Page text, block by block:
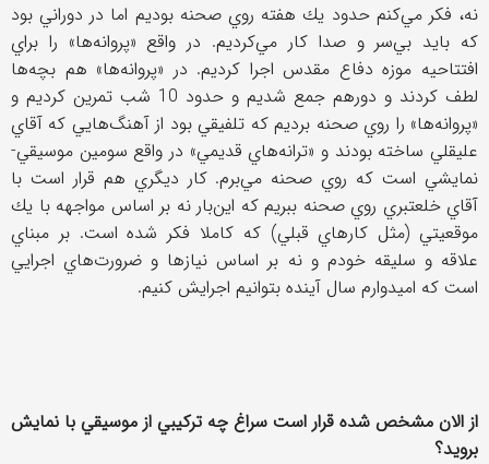
نه، فكر مي‌كنم حدود يك هفته روي صحنه بوديم اما در دوراني بود
كه بايد بي‌سر و صدا كار مي‌كرديم. در واقع «پروانه‌ها» را براي
افتتاحيه موزه دفاع مقدس اجرا كرديم. در «پروانه‌ها» هم بچه‌ها
لطف كردند و دورهم جمع شديم و حدود 10 شب تمرين كرديم و
«پروانه‌ها» را روي صحنه برديم كه تلفيقي بود از آهنگ‌هايي كه آقاي
عليقلي ساخته بودند و «ترانه‌هاي قديمي» در واقع سومين موسيقي-
نمايشي است كه روي صحنه مي‌برم. كار ديگري هم قرار است با
آقاي خلعتبري روي صحنه ببريم كه اين‌بار نه بر اساس مواجهه با يك
موقعيتي (مثل كارهاي قبلي) كه كاملا فكر شده است. بر مبناي
علاقه و سليقه خودم و نه بر اساس نيازها و ضرورت‌هاي اجرايي
است كه اميدوارم سال آينده بتوانيم اجرايش كنيم.
از الان مشخص شده قرار است سراغ چه تركيبي از موسيقي با نمايش
برويد؟